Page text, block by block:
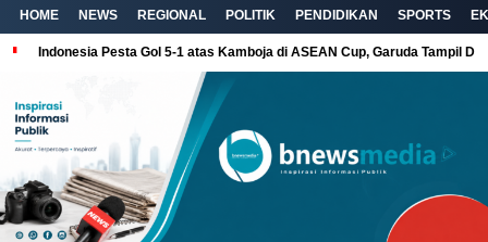
HOME NEWS REGIONAL POLITIK PENDIDIKAN SPORTS
Indonesia Pesta Gol 5-1 atas Kamboja di ASEAN Cup, Garuda Tampil